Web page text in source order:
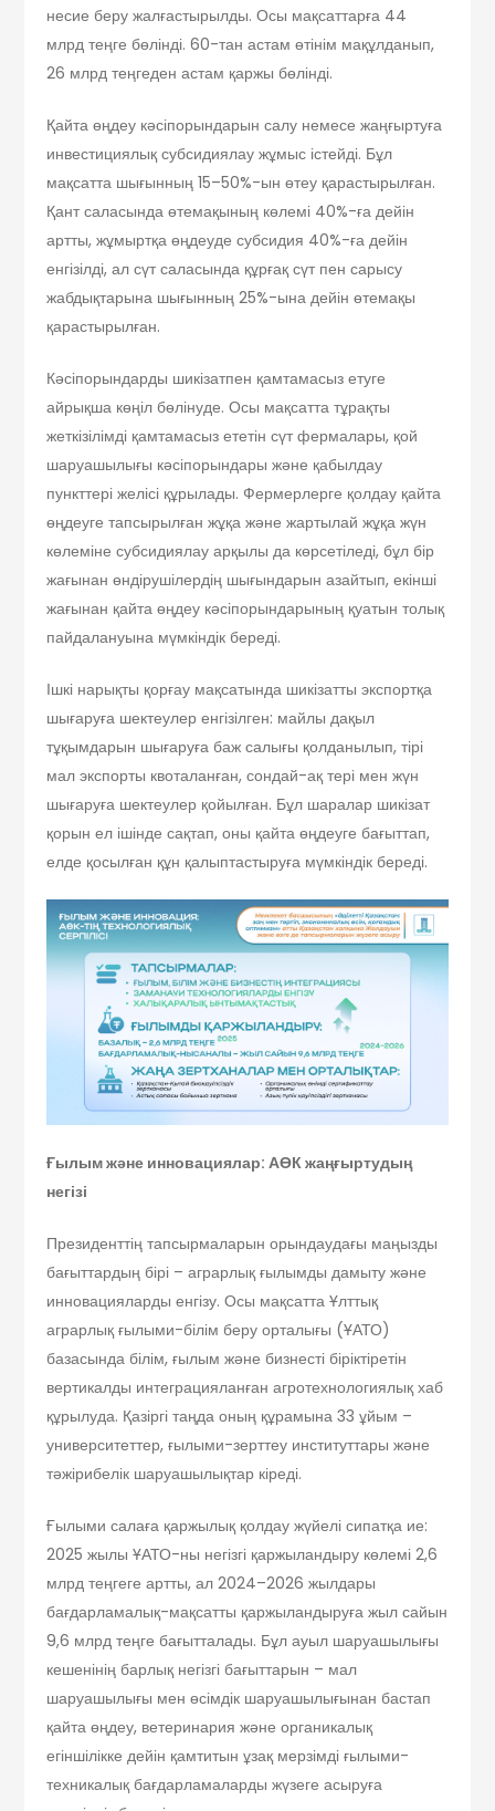
несие беру жалғастырылды. Осы мақсаттарға 44
млрд теңге бөлінді. 60-тан астам өтінім мақұлданып,
26 млрд теңгеден астам қаржы бөлінді.
Қайта өңдеу кәсіпорындарын салу немесе жаңғыртуға
инвестициялық субсидиялау жұмыс істейді. Бұл
мақсатта шығынның 15–50%-ын өтеу қарастырылған.
Қант саласында өтемақының көлемі 40%-ға дейін
артты, жұмыртқа өңдеуде субсидия 40%-ға дейін
енгізілді, ал сүт саласында құрғақ сүт пен сарысу
жабдықтарына шығынның 25%-ына дейін өтемақы
қарастырылған.
Кәсіпорындарды шикізатпен қамтамасыз етуге
айрықша көңіл бөлінуде. Осы мақсатта тұрақты
жеткізілімді қамтамасыз ететін сүт фермалары, қой
шаруашылығы кәсіпорындары және қабылдау
пункттері желісі құрылады. Фермерлерге қолдау қайта
өңдеуге тапсырылған жұқа және жартылай жұқа жүн
көлеміне субсидиялау арқылы да көрсетіледі, бұл бір
жағынан өндірушілердің шығындарын азайтып, екінші
жағынан қайта өңдеу кәсіпорындарының қуатын толық
пайдалануына мүмкіндік береді.
Ішкі нарықты қорғау мақсатында шикізатты экспортқа
шығаруға шектеулер енгізілген: майлы дақыл
тұқымдарын шығаруға баж салығы қолданылып, тірі
мал экспорты квоталанған, сондай-ақ тері мен жүн
шығаруға шектеулер қойылған. Бұл шаралар шикізат
қорын ел ішінде сақтап, оны қайта өңдеуге бағыттап,
елде қосылған құн қалыптастыруға мүмкіндік береді.
Ғылым және инновациялар: АӨК жаңғыртудың
негізі
Президенттің тапсырмаларын орындаудағы маңызды
бағыттардың бірі – аграрлық ғылымды дамыту және
инновацияларды енгізу. Осы мақсатта Ұлттық
аграрлық ғылыми-білім беру орталығы (ҰАТО)
базасында білім, ғылым және бизнесті біріктіретін
вертикалды интеграцияланған агротехнологиялық хаб
құрылуда. Қазіргі таңда оның құрамына 33 ұйым –
университеттер, ғылыми-зерттеу институттары және
тәжірибелік шаруашылықтар кіреді.
Ғылыми салаға қаржылық қолдау жүйелі сипатқа ие:
2025 жылы ҰАТО-ны негізгі қаржыландыру көлемі 2,6
млрд теңгеге артты, ал 2024–2026 жылдары
бағдарламалық-мақсатты қаржыландыруға жыл сайын
9,6 млрд теңге бағытталады. Бұл ауыл шаруашылығы
кешенінің барлық негізгі бағыттарын – мал
шаруашылығы мен өсімдік шаруашылығынан бастап
қайта өңдеу, ветеринария және органикалық
егіншілікке дейін қамтитын ұзақ мерзімді ғылыми-
техникалық бағдарламаларды жүзеге асыруға